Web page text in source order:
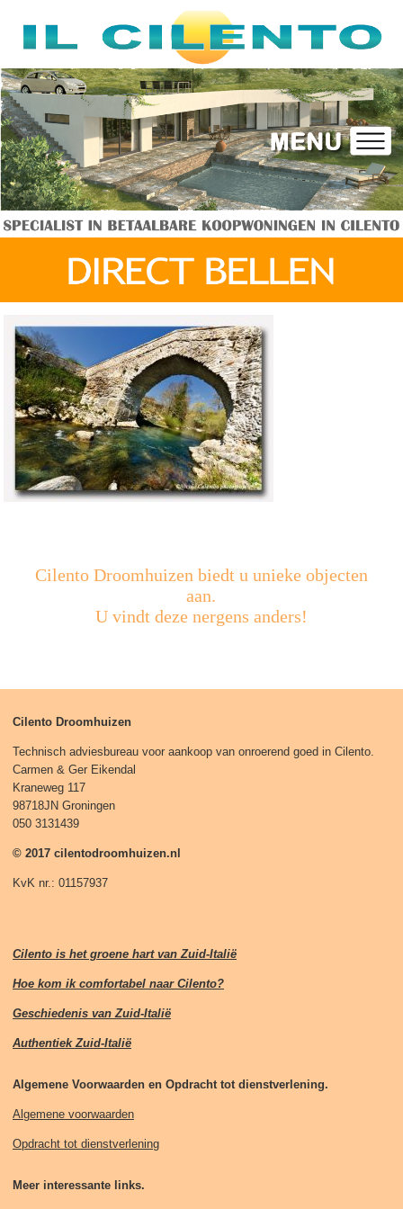
Cilento Droomhuizen biedt u unieke objecten
aan.
U vindt deze nergens anders!
Cilento Droomhuizen
Technisch adviesbureau voor aankoop van onroerend goed in Cilento.
Carmen & Ger Eikendal
Kraneweg 117
98718JN Groningen
050 3131439
© 2017 cilentodroomhuizen.nl
KvK nr.: 01157937
Cilento is het groene hart van Zuid-Italië
Hoe kom ik comfortabel naar Cilento?
Geschiedenis van Zuid-Italië
Authentiek Zuid-Italië
Algemene Voorwaarden en Opdracht tot dienstverlening.
Algemene voorwaarden
Opdracht tot dienstverlening
Meer interessante links.